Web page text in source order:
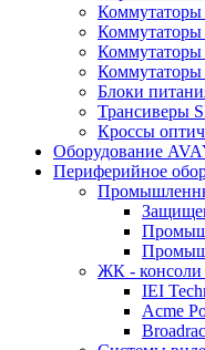
Коммутаторы
Коммутаторы
Блоки
Трансиверы
Кроссы
Оборудование
Периферийное
ЖК - консоли
IEI
Acme